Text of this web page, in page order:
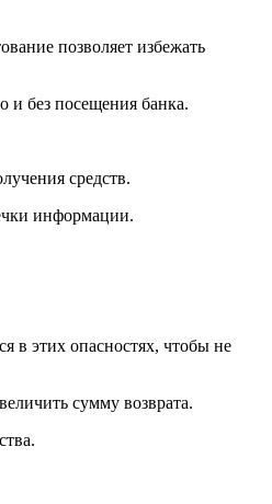
позволяет избежать
и без посещения банка.
средств.
информации.
в этих опасностях, чтобы не
сумму возврата.